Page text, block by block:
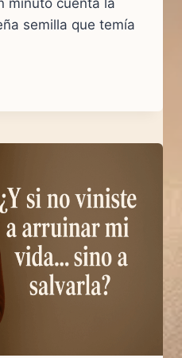
minuto cuenta la
semilla que temía